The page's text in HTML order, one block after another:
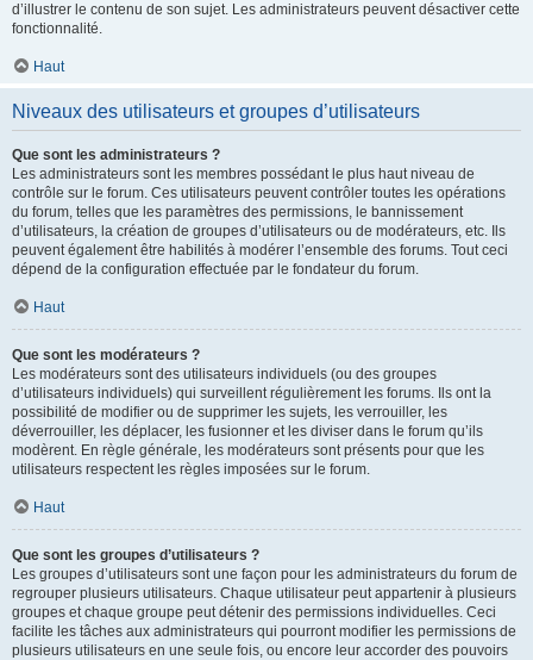
d’illustrer le contenu de son sujet. Les administrateurs peuvent désactiver cette
fonctionnalité.
Haut
Niveaux des utilisateurs et groupes d’utilisateurs
Que sont les administrateurs ?
Les administrateurs sont les membres possédant le plus haut niveau de
contrôle sur le forum. Ces utilisateurs peuvent contrôler toutes les opérations
du forum, telles que les paramètres des permissions, le bannissement
d’utilisateurs, la création de groupes d’utilisateurs ou de modérateurs, etc. Ils
peuvent également être habilités à modérer l’ensemble des forums. Tout ceci
dépend de la configuration effectuée par le fondateur du forum.
Haut
Que sont les modérateurs ?
Les modérateurs sont des utilisateurs individuels (ou des groupes
d’utilisateurs individuels) qui surveillent régulièrement les forums. Ils ont la
possibilité de modifier ou de supprimer les sujets, les verrouiller, les
déverrouiller, les déplacer, les fusionner et les diviser dans le forum qu’ils
modèrent. En règle générale, les modérateurs sont présents pour que les
utilisateurs respectent les règles imposées sur le forum.
Haut
Que sont les groupes d’utilisateurs ?
Les groupes d’utilisateurs sont une façon pour les administrateurs du forum de
regrouper plusieurs utilisateurs. Chaque utilisateur peut appartenir à plusieurs
groupes et chaque groupe peut détenir des permissions individuelles. Ceci
facilite les tâches aux administrateurs qui pourront modifier les permissions de
plusieurs utilisateurs en une seule fois, ou encore leur accorder des pouvoirs